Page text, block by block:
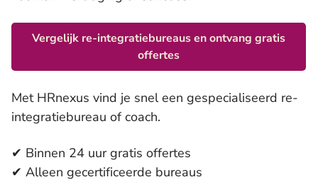
Vergelijk re-integratiebureaus en ontvang gratis
offertes
Met HRnexus vind je snel een gespecialiseerd re-
integratiebureau of coach.
✔ Binnen 24 uur gratis offertes
✔ Alleen gecertificeerde bureaus